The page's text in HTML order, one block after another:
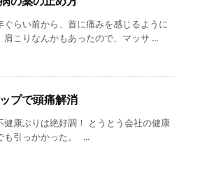
ぐらい前から、首に痛みを感じるように
肩こりなんかもあったので、マッサ ...
プで頭痛解消
健康ぶりは絶好調！ とうとう会社の健康
も引っかかった。 ...